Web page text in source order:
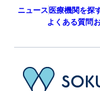
ニュース医療機関を探
よくある質問